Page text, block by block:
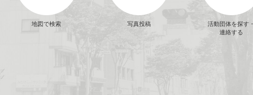
地図で検索 写真投稿
活動団体を探す・
連絡する